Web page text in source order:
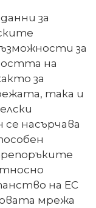
за
за
на
за
така и
насърчава
на ЕС
мрежа